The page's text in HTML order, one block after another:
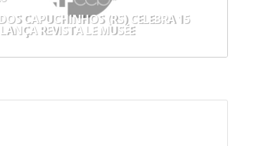
CAPUCHINHOS (RS) CELEBRA 15
REVISTA LE MUSÉE